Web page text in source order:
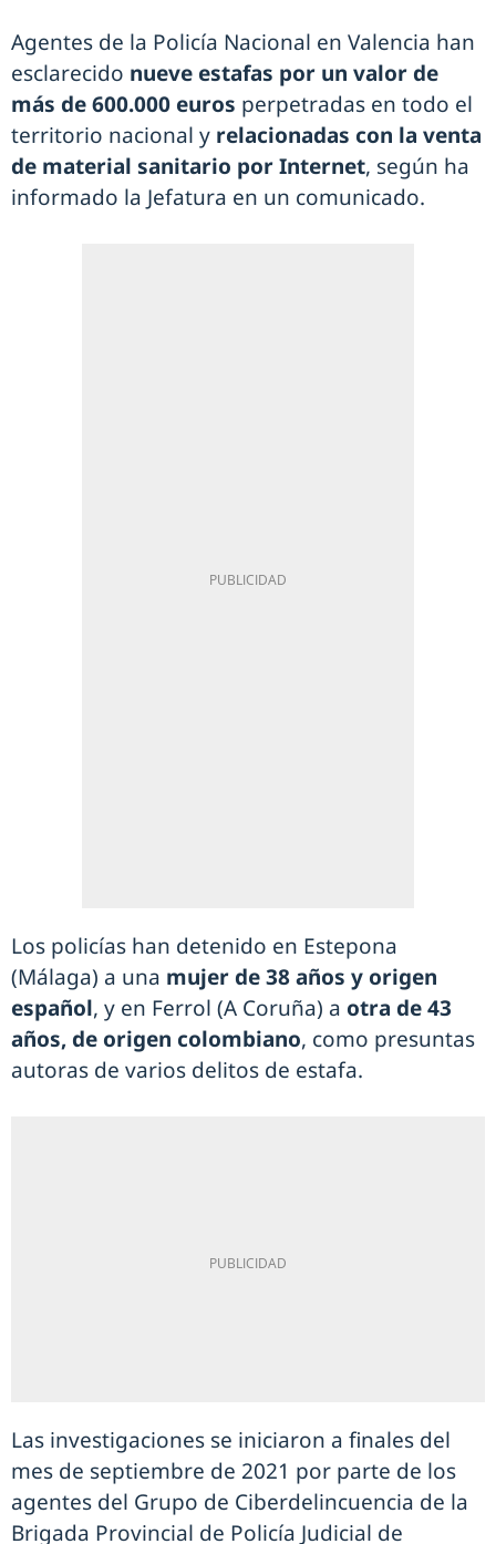
Agentes de la Policía Nacional en Valencia han
esclarecido nueve estafas por un valor de
más de 600.000 euros perpetradas en todo el
territorio nacional y relacionadas con la venta
de material sanitario por Internet, según ha
informado la Jefatura en un comunicado.
Los policías han detenido en Estepona
(Málaga) a una mujer de 38 años y origen
español, y en Ferrol (A Coruña) a otra de 43
años, de origen colombiano, como presuntas
autoras de varios delitos de estafa.
Las investigaciones se iniciaron a finales del
mes de septiembre de 2021 por parte de los
agentes del Grupo de Ciberdelincuencia de la
Brigada Provincial de Policía Judicial de